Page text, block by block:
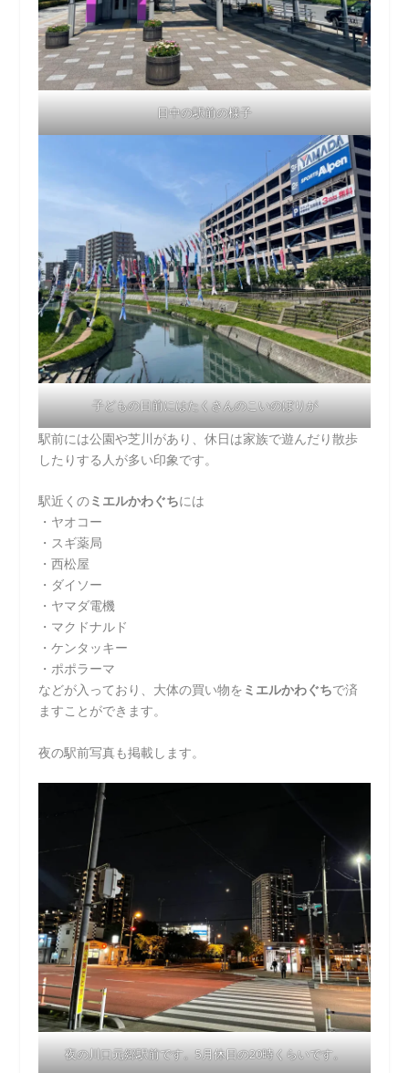
日中の駅前の様子
子どもの日前にはたくさんのこいのぼりが
駅前には公園や芝川があり、休日は家族で遊んだり散歩
したりする人が多い印象です。
駅近くのミエルかわぐちには
・ヤオコー
・スギ薬局
・西松屋
・ダイソー
・ヤマダ電機
・マクドナルド
・ケンタッキー
・ポポラーマ
などが入っており、大体の買い物を ミエルかわぐちで済
ますことができます。
夜の駅前写真も掲載します。
夜の川口元郷駅前です。5月休日の20時くらいです。